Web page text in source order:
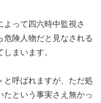
よって四六時中監視さ
危険人物だと見なされる
まいます。
と呼ばれますが、ただ処
たという事実さえ無かっ